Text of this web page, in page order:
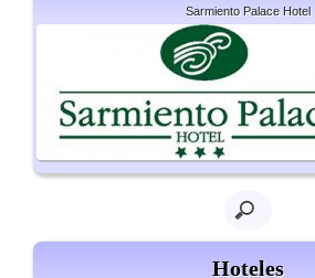
Sarmiento Palace Hotel
Hoteles